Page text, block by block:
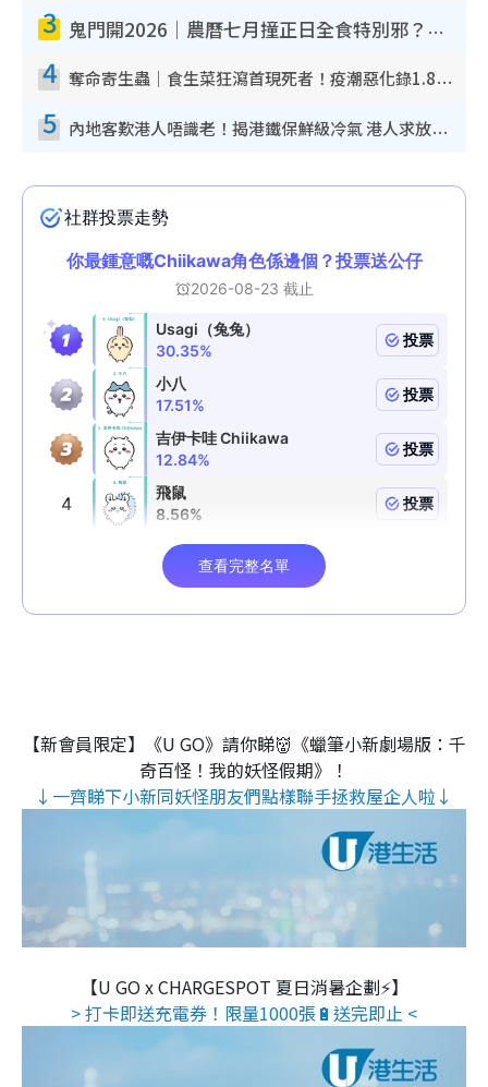
3 鬼門開2026｜農曆七月撞正日全食特別邪？專家警告切忌做一事！揭4大禁忌+2招保平安
4 奪命寄生蟲｜食生菜狂瀉首現死者！疫潮惡化錄1.8萬宗病例 揭洗菜3大謬誤
5 內地客歎港人唔識老！揭港鐵保鮮級冷氣 港人求放過：咪投訴
【新會員限定】《U GO》請你睇👹《蠟筆小新劇場版：千
奇百怪！我的妖怪假期》！
↓一齊睇下小新同妖怪朋友們點樣聯手拯救屋企人啦↓
【U GO x CHARGESPOT 夏日消暑企劃⚡】
> 打卡即送充電券！限量1000張🔋送完即止 <